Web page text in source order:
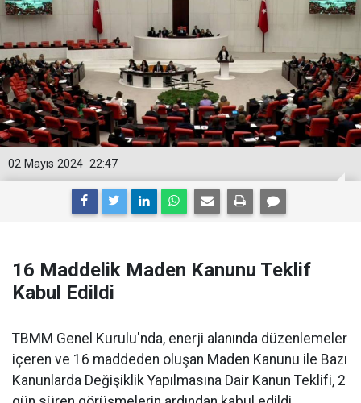
22:47
02 Mayıs 2024
16 Maddelik Maden Kanunu Teklif
Kabul Edildi
TBMM Genel Kurulu'nda, enerji alanında düzenlemeler
içeren ve 16 maddeden oluşan Maden Kanunu ile Bazı
Kanunlarda Değişiklik Yapılmasına Dair Kanun Teklifi, 2